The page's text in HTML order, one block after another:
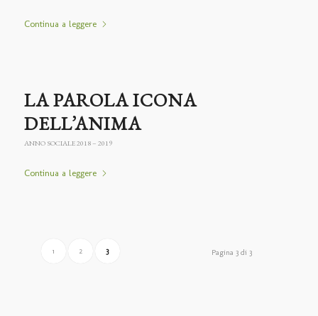
Continua a leggere
LA PAROLA ICONA
DELL’ANIMA
ANNO SOCIALE 2018 – 2019
Continua a leggere
Pagina 3 di 3
1 2 3